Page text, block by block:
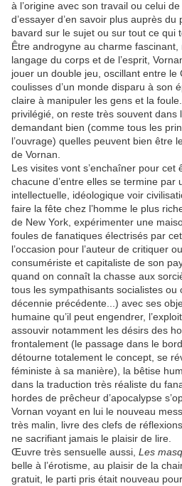
à l’origine avec son travail ou celui
d’essayer d’en savoir plus auprès
bavard sur le sujet ou sur tout ce qui
Être androgyne au charme
langage du corps et de l’esprit,
jouer un double jeu, oscillant entre le
coulisses d’un monde disparu à son
claire à manipuler les gens et la
privilégié, on reste très souvent dans
demandant bien (comme tous les
l’ouvrage) quelles peuvent bien être
de Vornan.
Les visites vont s’enchaîner pour cet
chacune d’entre elles se termine par
intellectuelle, idéologique voir
faire la fête chez l’homme le plus
de New York, expérimenter une
foules de fanatiques électrisés par
l’occasion pour l’auteur de critiquer
consumériste et capitaliste de son
quand on connaît la chasse aux
tous les sympathisants socialistes ou
décennie précédente...) avec ses
humaine qu’il peut engendrer,
assouvir notamment les désirs des
frontalement (le passage dans le
détourne totalement le concept, se
féministe à sa manière), la bêtise
dans la traduction très réaliste du
hordes de prêcheur d’apocalypse
Vornan voyant en lui le nouveau
très malin, livre des clefs de
ne sacrifiant jamais le plaisir de lire.
Œuvre très sensuelle aussi, Les
belle à l’érotisme, au plaisir de la
gratuit, le parti pris était nouveau